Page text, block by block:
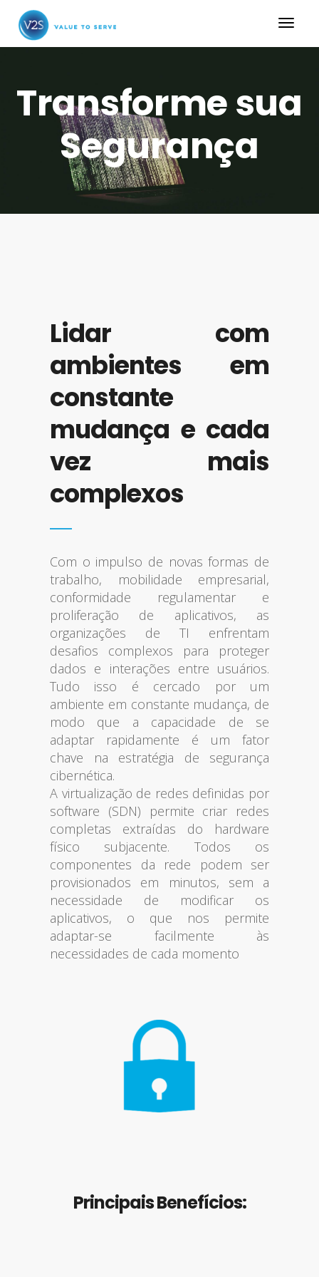
Transforme sua
Segurança
Lidar com
ambientes em
constante
mudança e cada
vez mais
complexos
Com o impulso de novas formas de
trabalho, mobilidade empresarial,
conformidade regulamentar e
proliferação de aplicativos, as
organizações de TI enfrentam
desafios complexos para proteger
dados e interações entre usuários.
Tudo isso é cercado por um
ambiente em constante mudança, de
modo que a capacidade de se
adaptar rapidamente é um fator
chave na estratégia de segurança
cibernética.
A virtualização de redes definidas por
software (SDN) permite criar redes
completas extraídas do hardware
físico subjacente. Todos os
componentes da rede podem ser
provisionados em minutos, sem a
necessidade de modificar os
aplicativos, o que nos permite
adaptar-se facilmente às
necessidades de cada momento
Principais Benefícios: